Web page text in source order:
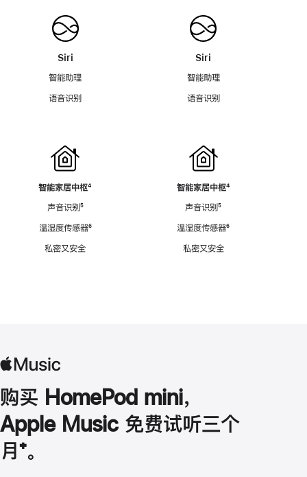
Siri
智能助理
语音识别
智能家居中枢脚
⁴
声音识别脚
⁵
温湿度传感器脚
⁶
私密又安全
Siri
智能助理
语音识别
智能家居中枢脚
⁴
声音识别脚
⁵
温湿度传感器脚
⁶
私密又安全
购买 HomePod mini，
Apple Music 免费试听三个
月 脚
⁺。